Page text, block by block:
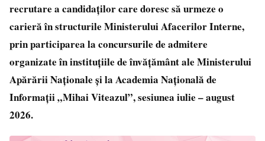
recrutare a candidaților care doresc să urmeze o
carieră în structurile Ministerului Afacerilor Interne,
prin participarea la concursurile de admitere
organizate în instituțiile de învățământ ale Ministerului
Apărării Naționale și la Academia Națională de
Informații „Mihai Viteazul”, sesiunea iulie – august
2026.